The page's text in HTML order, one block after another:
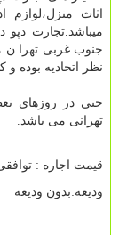
اثاث منزل،لوازم
میباشد.تجارت
جنوب غربی تهرا ن
نظر اتحادیه بوده
حتی در روزهای
تهرانی می باشد.
قیمت اجاره :
ودیعه:بدون ودیعه